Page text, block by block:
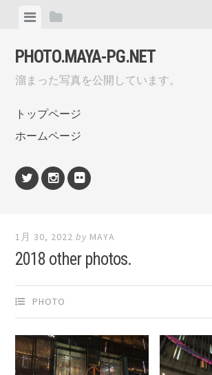
content
ViewView
PHOTO.MAYA-PG.NET
溜まった写真を公開しています。
トップページ
ホームページ
1月 30, 2022 by MAYA
2018 other photos.
PHOTO